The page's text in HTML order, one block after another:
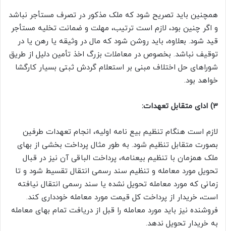
همچنین باید تصریح شود که ملک مذکور در تصرف مستأجر نباشد
و اگر چنین بود، لازم است ترتیب، مهلت و ضمانت تخلیه مستأجر
قید شود. بعلاوه، باید روشن شود که مال در وثیقه یا رهن یا در
توقیف نباشد. بخصوص در معاملات بزرگ اخذ تأمین دلیل از طریق
شورا‌های حل اختلاف مبنی بر استعلام گردش ثبتی بسیار کارگشا
خواهد بود.
۳) ادای متقابل تعهدات:
لازم است هنگام تنظیم بیع نامه اولیه، انجام تعهدات طرفین
بصورت متقابل تنظیم شود. به طور مثال پرداخت بخشی از بهای
ملک همزمان با تنظیم بیعنامه، پرداخت الباقی آن نیز در قبال
تحویل مورد معامله و تنظیم سند رسمی انتقال تقسیط شود و تا
زمانی که مورد معامله تحویل نشده یا سند رسمی انتقال نیافته
است، خریدار از پرداخت کل قیمت مورد معامله خودداری کند.
فروشنده نیز باید مورد معامله را قبل از دریافت تمام بهای معامله
به خریدار تحویل ندهد.